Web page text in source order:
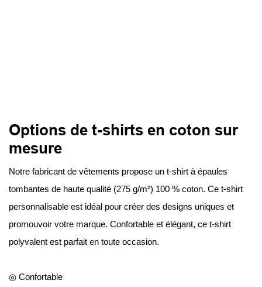
Options de t-shirts en coton sur
mesure
Notre fabricant de vêtements propose un t-shirt à épaules
tombantes de haute qualité (275 g/m²) 100 % coton. Ce t-shirt
personnalisable est idéal pour créer des designs uniques et
promouvoir votre marque. Confortable et élégant, ce t-shirt
polyvalent est parfait en toute occasion.
◎ Confortable